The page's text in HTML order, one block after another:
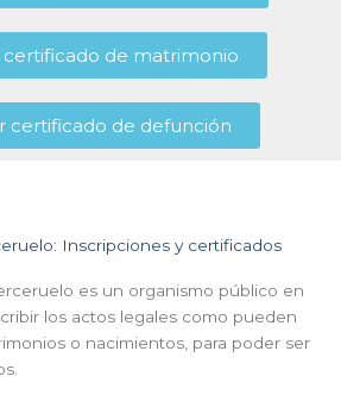
certificado de matrimonio
certificado de defunción
Inscripciones y certificados
es un organismo público en
los actos legales como pueden
o nacimientos, para poder ser